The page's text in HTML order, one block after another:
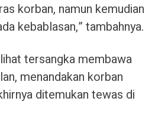
korban, namun kemudian
kebablasan,” tambahnya.
tersangka membawa
menandakan korban
ditemukan tewas di